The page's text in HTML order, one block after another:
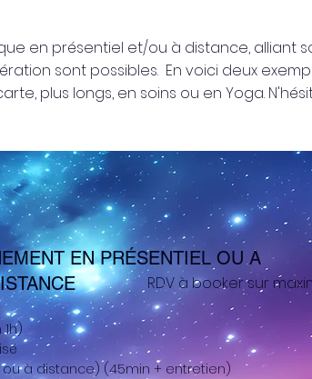
en présentiel et/ou à distance, alliant
sont possibles. En voici deux
plus longs, en soins ou en Yoga.
EN PRÉSENTIEL OU A
RDV à booker sur
à distance) (45min + entretien)